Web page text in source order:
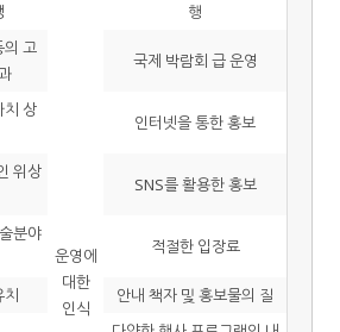
운영에
대한
인식
행
의 고
국제 박람회 급 운영
치 상
인터넷을 통한 홍보
위상
SNS를 활용한 홍보
분야
적절한 입장료
안내 책자 및 홍보물의 질